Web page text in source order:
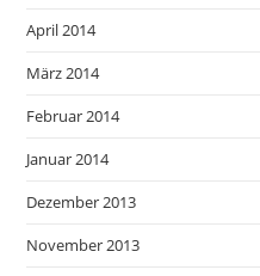
April 2014
März 2014
Februar 2014
Januar 2014
Dezember 2013
November 2013